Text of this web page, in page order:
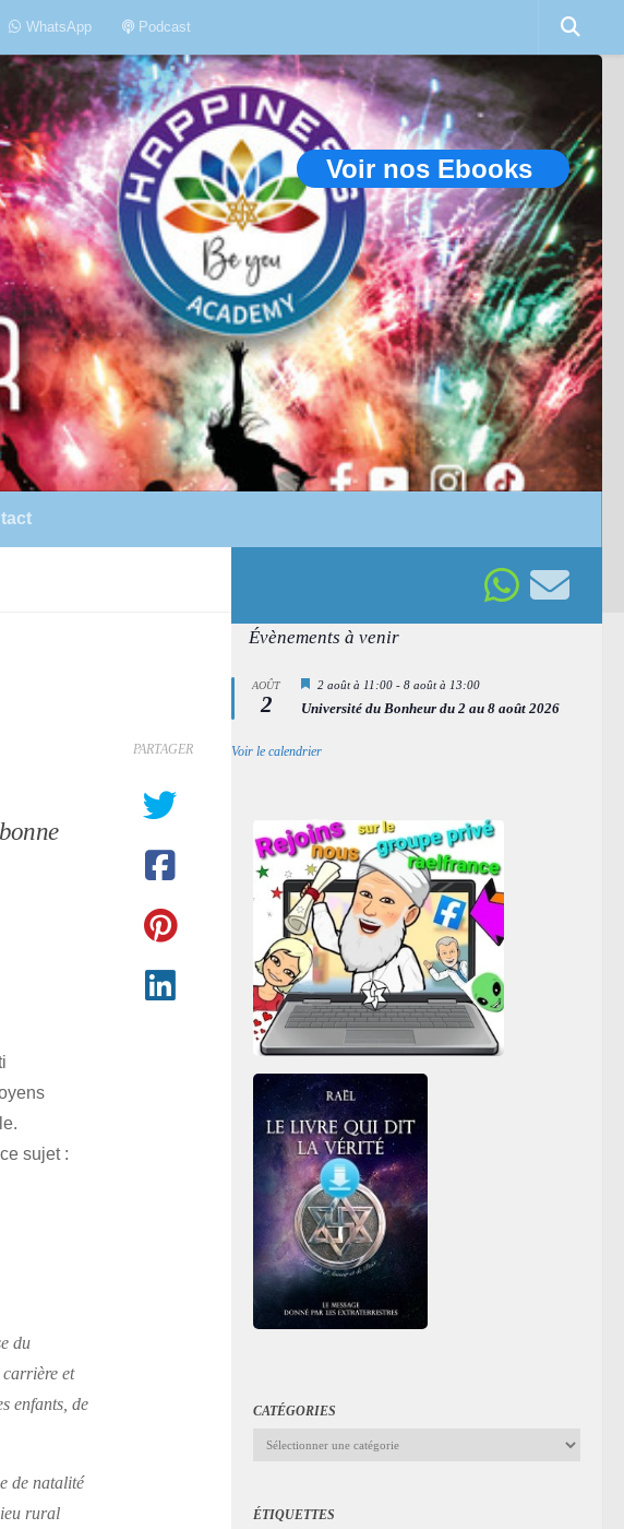
WhatsApp Podcast
Voir nos Ebooks
sujet :
du
carrière et
enfants, de
de natalité
rural
PARTAGER
Évènements à venir
AOÛT
2
Mis
avant
2 août à 11:00 - 8 août à 13:00
Université du Bonheur du 2 au 8 août 2026
Voir le calendrier
CATÉGORIES
Catégories
ÉTIQUETTES